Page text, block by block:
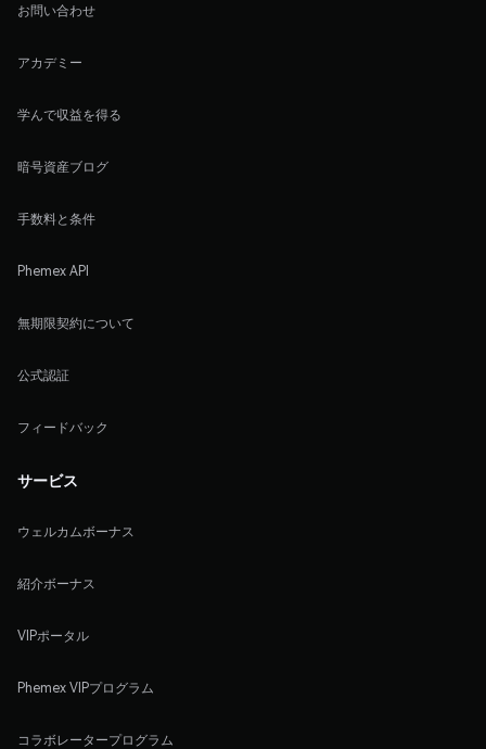
お問い合わせ
アカデミー
学んで収益を得る
暗号資産ブログ
手数料と条件
Phemex API
無期限契約について
公式認証
フィードバック
サービス
ウェルカムボーナス
紹介ボーナス
VIPポータル
Phemex VIPプログラム
コラボレータープログラム